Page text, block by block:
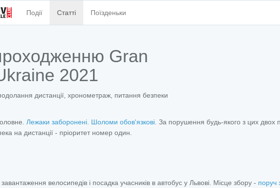
Події Статті Поїзденьки
Gran
2021
дистанції, хронометраж, питання безпеки
Лежаки заборонені. Шоломи обов'язкові. За порушення будь-якого з цих двох
на дистанції - пріоритет номер один.
велосипедів і посадка учасників в автобус у Львові. Місце збору - поруч